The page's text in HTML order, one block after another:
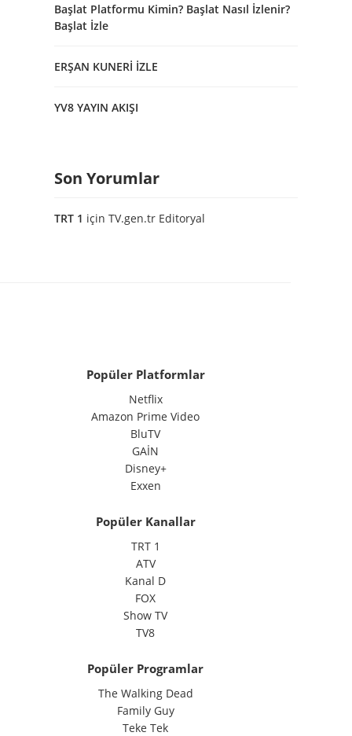
Başlat Platformu Kimin? Başlat Nasıl İzlenir?
Başlat İzle
ERŞAN KUNERİ İZLE
YV8 YAYIN AKIŞI
Son Yorumlar
TRT 1 için TV.gen.tr Editoryal
Popüler Platformlar
Netflix
Amazon Prime Video
BluTV
GAİN
Disney+
Exxen
Popüler Kanallar
TRT 1
ATV
Kanal D
FOX
Show TV
TV8
Popüler Programlar
The Walking Dead
Family Guy
Teke Tek